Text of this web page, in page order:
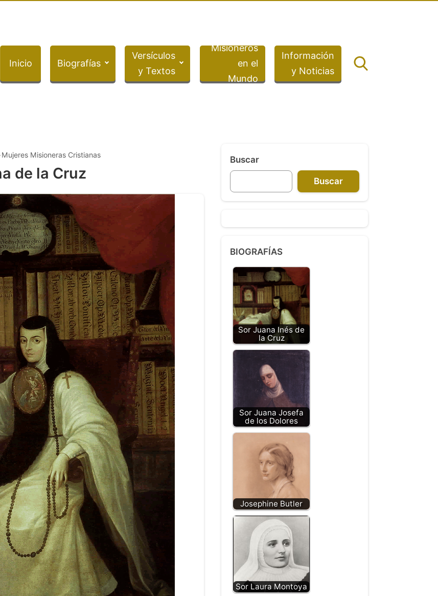
Inicio Biografías
Versículos
y Textos
Misioneros
en el
Mundo
Información
y Noticias
Mujeres Misioneras Cristianas
de la Cruz
Buscar
Buscar
BIOGRAFÍAS
Sor Juana Inés de
la Cruz
Sor Juana Josefa
de los Dolores
Josephine Butler
Sor Laura Montoya